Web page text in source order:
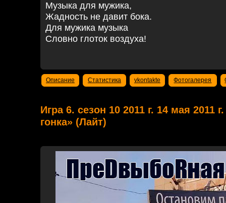
Музыка для мужика,
Жадность не давит бока.
Для мужика музыка
Словно глоток воздуха!
Описание Статистика vkontakte Фотогалерея
Игра 6. сезон 10 2011 г. 14 мая 2011
гонка» (Лайт)